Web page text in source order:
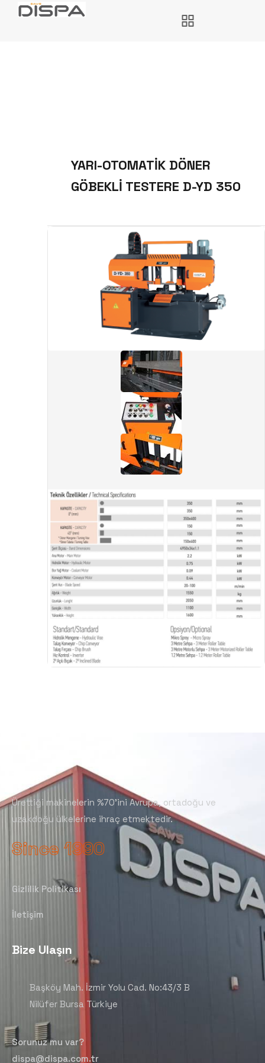
YARI-OTOMATİK DÖNER
GÖBEKLİ TESTERE D-YD 350
Ürettiği makinelerin %70’ini Avrupa, ortadoğu ve
uzakdoğu ülkelerine ihraç etmektedir.
Since 1990
Gizlilik Politikası
İletişim
Bize Ulaşın
Başköy Mah. İzmir Yolu Cad. No:43/3 B
Nilüfer Bursa Türkiye
Sorunuz mu var?
dispa@dispa.com.tr